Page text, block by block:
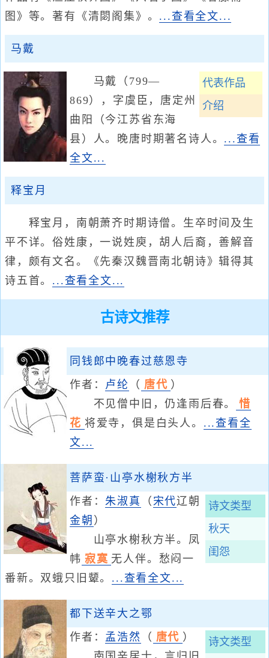
图》等。著有《清閟阁集》。 ...查看全文...
马戴
代表作品
介绍
马戴（799—
869），字虞臣，唐定州
曲阳（今江苏省东海
县）人。晚唐时期著名诗人。 ...查看
全文...
释宝月
释宝月，南朝萧齐时期诗僧。生卒时间及生
平不详。俗姓康，一说姓庾，胡人后裔，善解音
律，颇有文名。《先秦汉魏晋南北朝诗》辑得其
诗五首。 ...查看全文...
古诗文推荐
同钱郎中晚春过慈恩寺
作者： 卢纶 （ 唐代 ）
不见僧中旧，仍逢雨后春。
惜
花 将爱寺，俱是白头人。 ...查看全
文...
菩萨蛮·山亭水榭秋方半
诗文类型
秋天
闺怨
作者：朱淑真 （ 宋代辽朝
金朝 ）
山亭水榭秋方半。凤
帏 寂寞 无人伴。愁闷一
番新。双蛾只旧颦。 ...查看全文...
都下送辛大之鄂
诗文类型
作者： 孟浩然 （ 唐代 ）